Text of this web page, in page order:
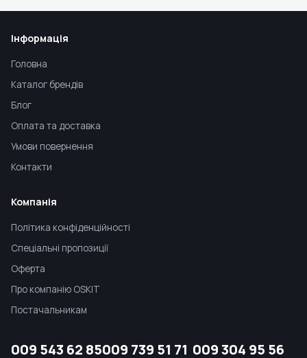
Інформація
Головна
Каталог брендів
Блог
Оплата та доставка
Умови повернення
Контакти
Компанія
Політика конфіденційності
Спеціальні пропозиції
Оферта
Про компанію OSKIT
Постачальникам
009 543 62 85009 739 51 71 009 304 95 56